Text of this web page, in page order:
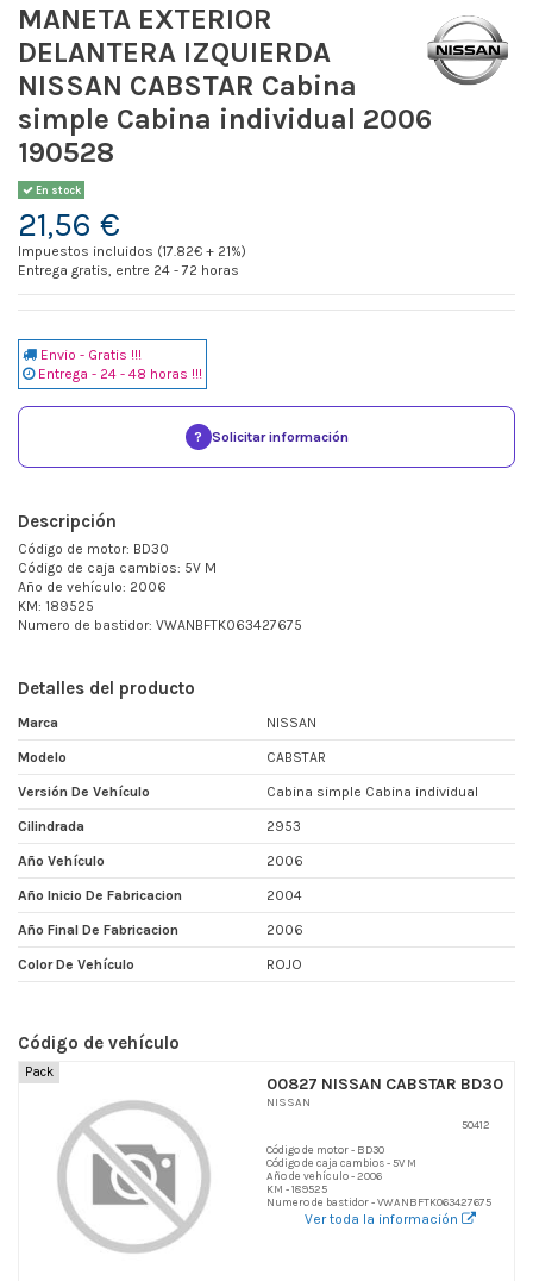
MANETA EXTERIOR
DELANTERA IZQUIERDA
NISSAN CABSTAR Cabina
simple Cabina individual 2006
190528
En stock
21,56 €
Impuestos incluidos (17.82€ + 21%)
Entrega gratis, entre 24 - 72 horas
Envio - Gratis !!!
Entrega - 24 - 48 horas !!!
? Solicitar información
Descripción
Código de motor: BD30
Código de caja cambios: 5V M
Año de vehículo: 2006
KM: 189525
Numero de bastidor: VWANBFTK063427675
Detalles del producto
Marca NISSAN
Modelo CABSTAR
Versión De Vehículo Cabina simple Cabina individual
Cilindrada 2953
Año Vehículo 2006
Año Inicio De Fabricacion 2004
Año Final De Fabricacion 2006
Color De Vehículo ROJO
Código de vehículo
Pack
00827 NISSAN CABSTAR BD30
NISSAN
50412
Código de motor - BD30
Código de caja cambios - 5V M
Año de vehículo - 2006
KM - 189525
Numero de bastidor - VWANBFTK063427675
Ver toda la información